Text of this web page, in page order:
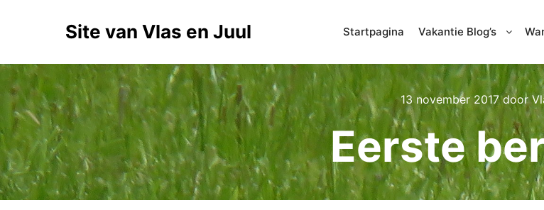
Site van Vlas en Juul Startpagina Vakantie Blog’s
13 november 2017door
Eerste